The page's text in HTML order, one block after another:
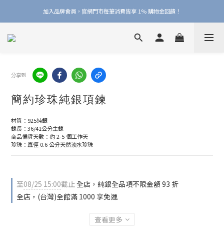
加入品牌會員，官網門市每筆消費皆享 1% 購物金回饋！
加入品牌會員，官網門市每筆消費皆享 1% 購物金回饋！
線上線下皆可累積 & 折抵購物金，再送 $50 入會禮
分享到
簡約珍珠純銀項鍊
材質：925純銀
鍊長：36/41公分主鍊
商品備貨天數：約 2-5 個工作天
珍珠：直徑 0.6 公分天然淡水珍珠
至08/25 15:00截止全店，純銀全品項不限金額 93 折
全店，(台灣)全館滿 1000 享免運
查看更多